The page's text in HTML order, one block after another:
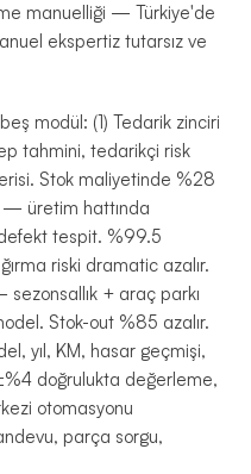
manuelliği — Türkiye'de
ekspertiz tutarsız ve
modül: (1) Tedarik zinciri
tahmini, tedarikçi risk
Stok maliyetinde %28
— üretim hattında
tespit. %99.5
riski dramatic azalır.
+ araç parkı
Stok-out %85 azalır.
yıl, KM, hasar geçmişi,
doğrulukta değerleme,
otomasyonu
parça sorgu,